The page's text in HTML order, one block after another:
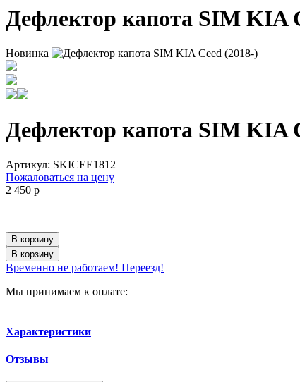
Дефлектор капота SIM KIA
Новинка
Дефлектор капота SIM KIA
Артикул: SKICEE1812
Пожаловаться на цену
2 450 p
В корзину
В корзину
Временно не работаем! Переезд!
Мы принимаем к оплате:
Характеристики
Отзывы